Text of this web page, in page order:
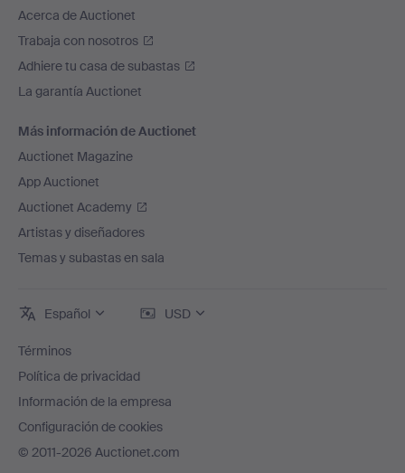
Acerca de Auctionet
Trabaja con nosotros
Adhiere tu casa de subastas
La garantía Auctionet
Más información de Auctionet
Auctionet Magazine
App Auctionet
Auctionet Academy
Artistas y diseñadores
Temas y subastas en sala
Español USD
Términos
Política de privacidad
Información de la empresa
Configuración de cookies
© 2011-2026 Auctionet.com